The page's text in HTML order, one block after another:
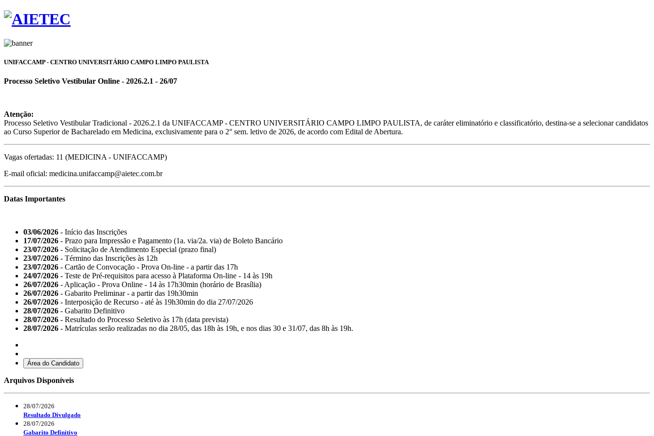
UNIFACCAMP - CENTRO UNIVERSITÁRIO CAMPO LIMPO PAULISTA
Processo Seletivo Vestibular Online - 2026.2.1 - 26/07
Atenção:
Processo Seletivo Vestibular Tradicional - 2026.2.1 da UNIFACCAMP - CENTRO UNIVERSITÁRIO CAMPO LIMPO PAULISTA, de caráter eliminatório e classificatório, destina-se a selecionar candidatos
ao Curso Superior de Bacharelado em Medicina, exclusivamente para o 2° sem. letivo de 2026, de acordo com Edital de Abertura.
Vagas ofertadas: 11 (MEDICINA - UNIFACCAMP)
E-mail oficial: medicina.unifaccamp@aietec.com.br
Datas Importantes
03/06/2026 - Início das Inscrições
17/07/2026 - Prazo para Impressão e Pagamento (1a. via/2a. via) de Boleto Bancário
23/07/2026 - Solicitação de Atendimento Especial (prazo final)
23/07/2026 - Término das Inscrições às 12h
23/07/2026 - Cartão de Convocação - Prova On-line - a partir das 17h
24/07/2026 - Teste de Pré-requisitos para acesso à Plataforma On-line - 14 às 19h
26/07/2026 - Aplicação - Prova Online - 14 às 17h30min (horário de Brasília)
26/07/2026 - Gabarito Preliminar - a partir das 19h30min
26/07/2026 - Interposição de Recurso - até às 19h30min do dia 27/07/2026
28/07/2026 - Gabarito Definitivo
28/07/2026 - Resultado do Processo Seletivo às 17h (data prevista)
28/07/2026 - Matrículas serão realizadas no dia 28/05, das 18h às 19h, e nos dias 30 e 31/07, das 8h às 19h.
Área do Candidato
Arquivos Disponíveis
28/07/2026
Resultado Divulgado
28/07/2026
Gabarito Definitivo